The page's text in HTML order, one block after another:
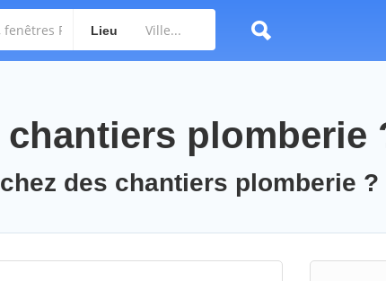
Lieu
plomberie
des chantiers plomberie ?